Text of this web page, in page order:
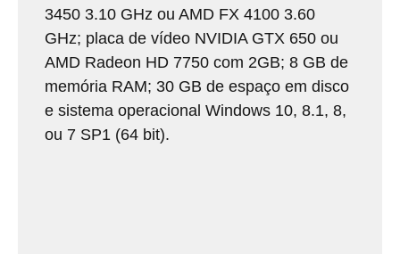
3450 3.10 GHz ou AMD FX 4100 3.60
GHz; placa de vídeo NVIDIA GTX 650 ou
AMD Radeon HD 7750 com 2GB; 8 GB de
memória RAM; 30 GB de espaço em disco
e sistema operacional Windows 10, 8.1, 8,
ou 7 SP1 (64 bit).